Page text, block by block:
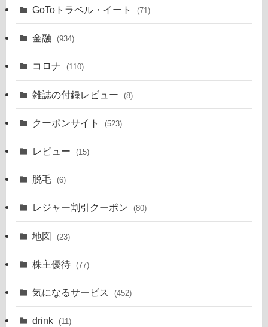
GoToトラベル・イート (71)
金融 (934)
コロナ (110)
雑誌の付録レビュー (8)
クーポンサイト (523)
レビュー (15)
脱毛 (6)
レジャー割引クーポン (80)
地図 (23)
株主優待 (77)
気になるサービス (452)
drink (11)